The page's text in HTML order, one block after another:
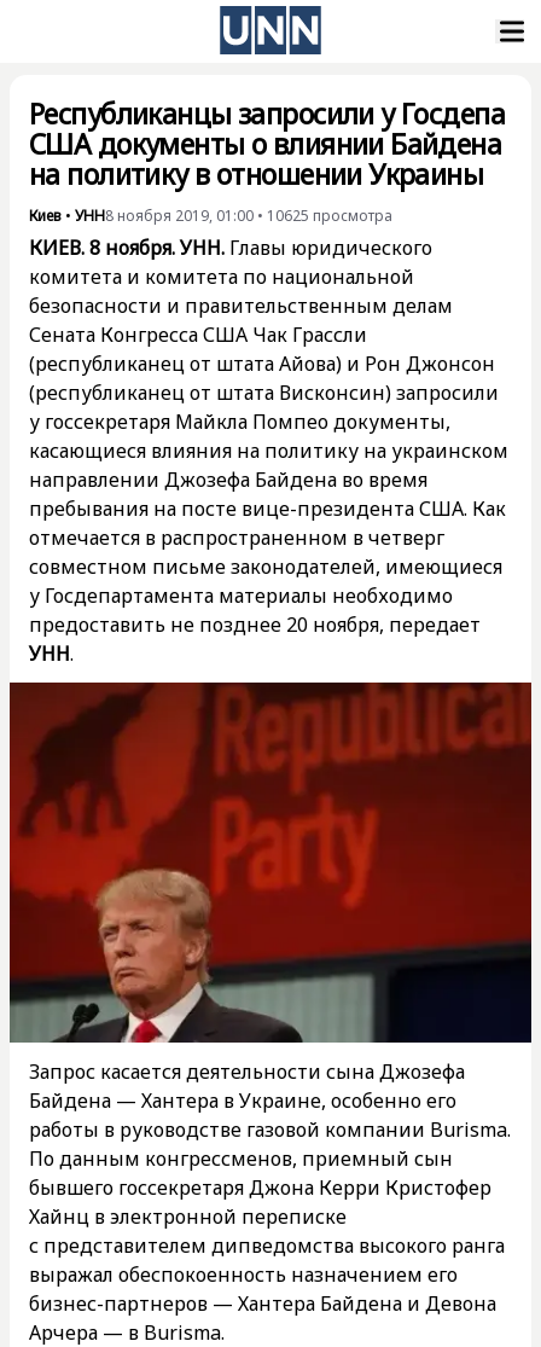
Республиканцы запросили у Госдепа
США документы о влиянии Байдена
на политику в отношении Украины
Киев • УНН8 ноября 2019, 01:00 • 10625 просмотра
КИЕВ. 8 ноября. УНН. Главы юридического
комитета и комитета по национальной
безопасности и правительственным делам
Сената Конгресса США Чак Грассли
(республиканец от штата Айова) и Рон Джонсон
(республиканец от штата Висконсин) запросили
у госсекретаря Майкла Помпео документы,
касающиеся влияния на политику на украинском
направлении Джозефа Байдена во время
пребывания на посте вице-президента США. Как
отмечается в распространенном в четверг
совместном письме законодателей, имеющиеся
у Госдепартамента материалы необходимо
предоставить не позднее 20 ноября, передает
УНН.
Запрос касается деятельности сына Джозефа
Байдена — Хантера в Украине, особенно его
работы в руководстве газовой компании Burisma.
По данным конгрессменов, приемный сын
бывшего госсекретаря Джона Керри Кристофер
Хайнц в электронной переписке
с представителем дипведомства высокого ранга
выражал обеспокоенность назначением его
бизнес-партнеров — Хантера Байдена и Девона
Арчера — в Burisma.